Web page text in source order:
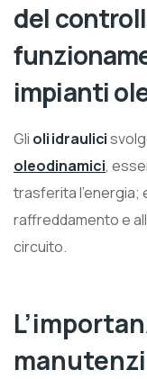
del
impianti
Gli oli idraulici
oleodinamici,
trasferita l’energia;
raffreddamento e
circuito.